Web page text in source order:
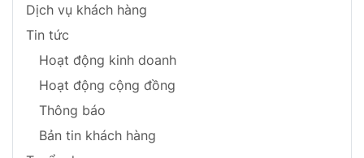
Suýt Mất Con
Dịch vụ khách hàng
Tin tức
Hoạt động kinh doanh
Hoạt động cộng đồng
Thông báo
Bản tin khách hàng